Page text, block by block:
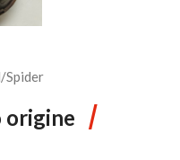
origine /